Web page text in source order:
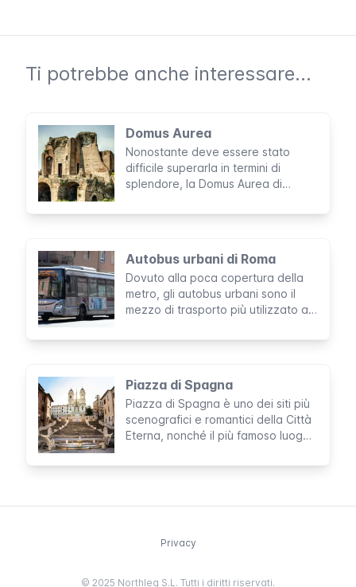
Ti potrebbe anche interessare...
Domus Aurea
Nonostante deve essere stato
difficile superarla in termini di
splendore, la Domus Aurea di
rovine sotterranee del magnifico
un tour.
Autobus urbani di Roma
Dovuto alla poca copertura della
metro, gli autobus urbani sono il
mezzo di trasporto più utilizzato a
debba prendere un autobus
dei dettagli basici circa il
funzionamento di questo mezzo.
Piazza di Spagna
Piazza di Spagna è uno dei siti più
scenografici e romantici della Città
Eterna, nonché il più famoso luogo
scenografia fa da cornice a
Privacy
© 2025 Northleg S.L. Tutti i diritti riservati.